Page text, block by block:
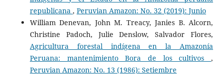
republicana , Peruvian Amazon: No. 32 (2019): Junio
William Denevan, John M. Treacy, Janies B. Alcorn,
Christine Padoch, Julie Denslow, Salvador Flores,
Agricultura forestal indígena en la Amazonía
Peruana: mantenimiento Bora de los cultivos,
Peruvian Amazon: No. 13 (1986): Setiembre